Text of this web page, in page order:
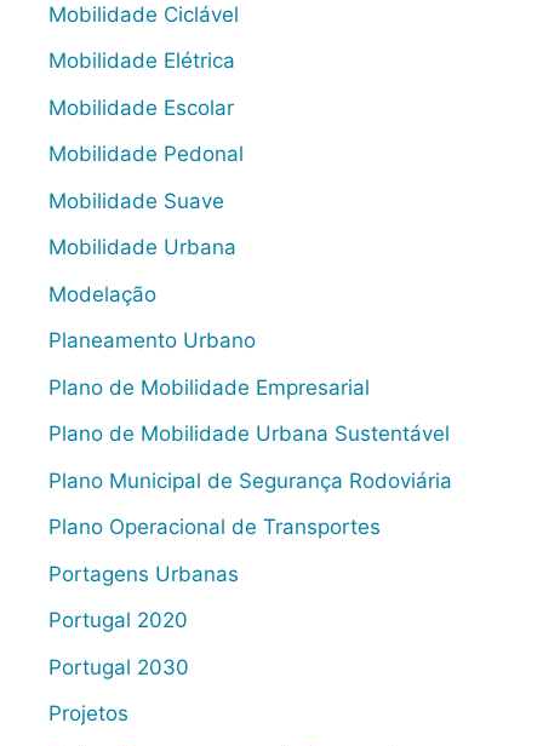
Mobilidade Ciclável
Mobilidade Elétrica
Mobilidade Escolar
Mobilidade Pedonal
Mobilidade Suave
Mobilidade Urbana
Modelação
Planeamento Urbano
Plano de Mobilidade Empresarial
Plano de Mobilidade Urbana Sustentável
Plano Municipal de Segurança Rodoviária
Plano Operacional de Transportes
Portagens Urbanas
Portugal 2020
Portugal 2030
Projetos